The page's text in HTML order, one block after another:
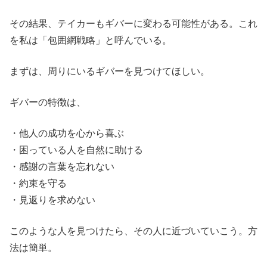
その結果、テイカーもギバーに変わる可能性がある。これ
を私は「包囲網戦略」と呼んでいる。
まずは、周りにいるギバーを見つけてほしい。
ギバーの特徴は、
・他人の成功を心から喜ぶ
・困っている人を自然に助ける
・感謝の言葉を忘れない
・約束を守る
・見返りを求めない
このような人を見つけたら、その人に近づいていこう。方
法は簡単。